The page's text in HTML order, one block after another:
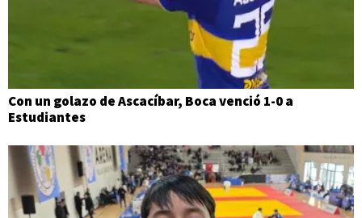
Con un golazo de Ascacíbar, Boca venció 1-0 a
Estudiantes